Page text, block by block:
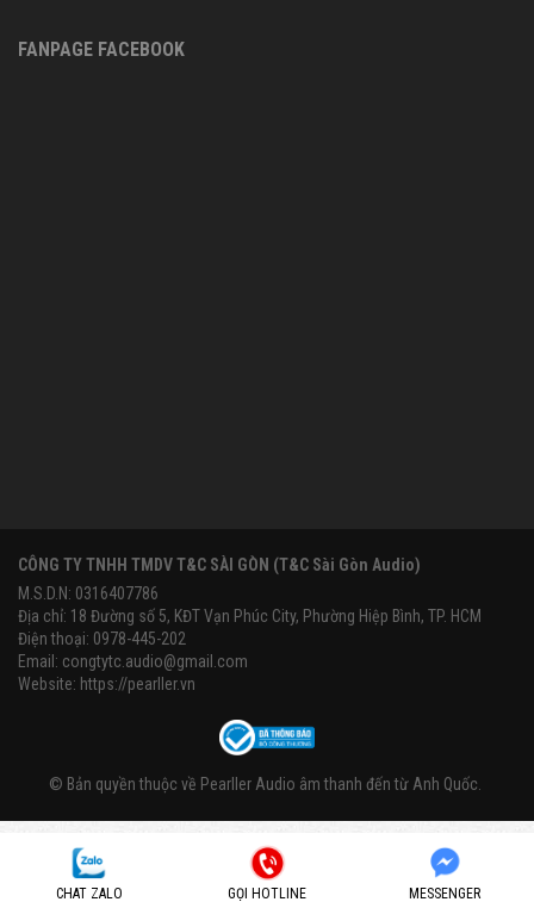
CHAT ZALO GỌI HOTLINE MESSENGER
FANPAGE FACEBOOK
CÔNG TY TNHH TMDV T&C SÀI GÒN (T&C Sài Gòn Audio)
M.S.D.N: 0316407786
Địa chỉ: 18 Đường số 5, KĐT Vạn Phúc City, Phường Hiệp Bình, TP. HCM
Điện thoại: 0978-445-202
Email: congtytc.audio@gmail.com
Website: https://pearller.vn
© Bản quyền thuộc về Pearller Audio âm thanh đến từ Anh Quốc